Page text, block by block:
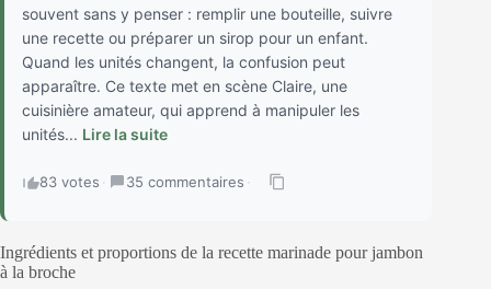
souvent sans y penser : remplir une bouteille, suivre
une recette ou préparer un sirop pour un enfant.
Quand les unités changent, la confusion peut
apparaître. Ce texte met en scène Claire, une
cuisinière amateur, qui apprend à manipuler les
unités... Lire la suite
83 votes · 35 commentaires ·
Ingrédients et proportions de la recette marinade pour jambon
à la broche